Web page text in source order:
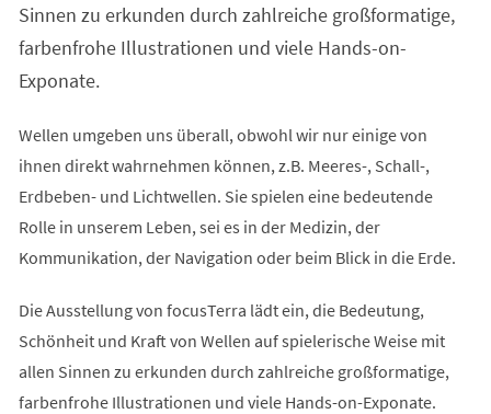
Sinnen zu erkunden durch zahlreiche großformatige,
farbenfrohe Illustrationen und viele Hands-on-
Exponate.
Wellen umgeben uns überall, obwohl wir nur einige von
ihnen direkt wahrnehmen können, z.B. Meeres-, Schall-,
Erdbeben- und Lichtwellen. Sie spielen eine bedeutende
Rolle in unserem Leben, sei es in der Medizin, der
Kommunikation, der Navigation oder beim Blick in die Erde.
Die Ausstellung von focusTerra lädt ein, die Bedeutung,
Schönheit und Kraft von Wellen auf spielerische Weise mit
allen Sinnen zu erkunden durch zahlreiche großformatige,
farbenfrohe Illustrationen und viele Hands-on-Exponate.